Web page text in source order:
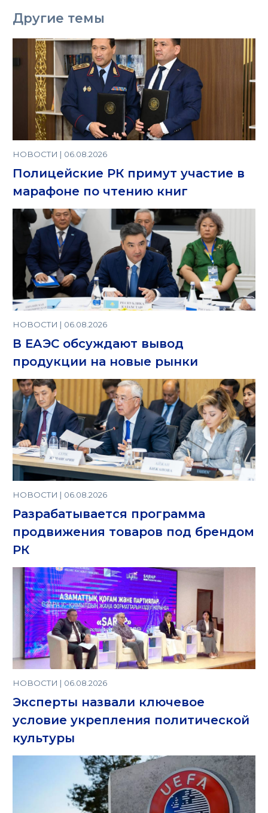
Другие темы
НОВОСТИ | 06.08.2026
Полицейские РК примут участие в
марафоне по чтению книг
НОВОСТИ | 06.08.2026
В ЕАЭС обсуждают вывод
продукции на новые рынки
НОВОСТИ | 06.08.2026
Разрабатывается программа
продвижения товаров под брендом
РК
НОВОСТИ | 06.08.2026
Эксперты назвали ключевое
условие укрепления политической
культуры